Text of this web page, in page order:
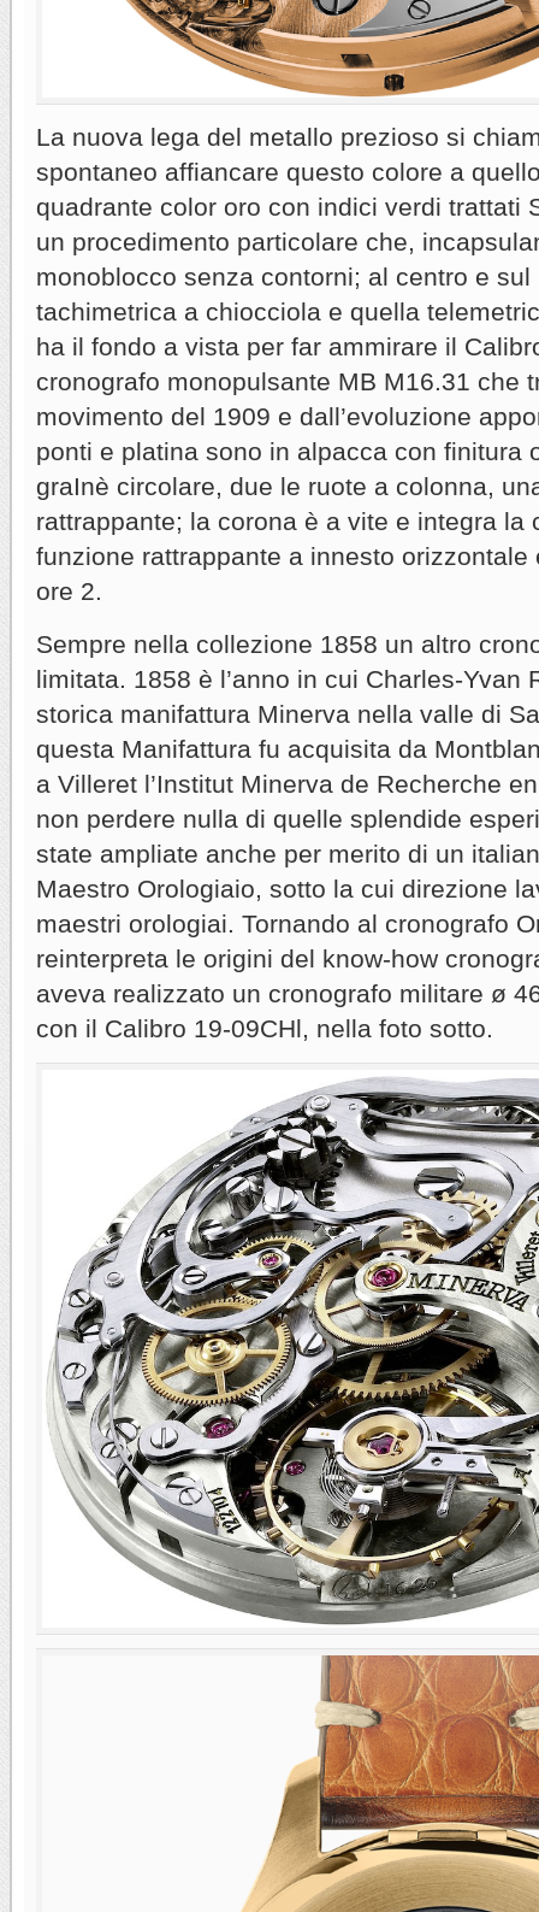
La nuova lega del metallo prezioso si
spontaneo affiancare questo colore a
quadrante color oro con indici verdi trattati
un procedimento particolare che,
monoblocco senza contorni; al centro e
tachimetrica a chiocciola e quella
ha il fondo a vista per far ammirare il
cronografo monopulsante MB M16.31 che
movimento del 1909 e dall’evoluzione
ponti e platina sono in alpacca con finitura
graInè circolare, due le ruote a colonna,
rattrappante; la corona è a vite e integra la
funzione rattrappante a innesto
ore 2.
Sempre nella collezione 1858 un altro
limitata. 1858 è l’anno in cui Charles-Yvan
storica manifattura Minerva nella valle di
questa Manifattura fu acquisita da
a Villeret l’Institut Minerva de Recherche
non perdere nulla di quelle splendide
state ampliate anche per merito di un
Maestro Orologiaio, sotto la cui direzione
maestri orologiai. Tornando al cronografo
reinterpreta le origini del know-how
aveva realizzato un cronografo militare ø
con il Calibro 19-09CHl, nella foto sotto.